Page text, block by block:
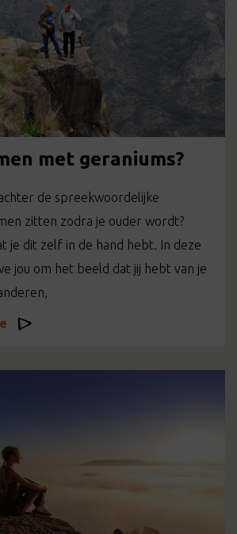
met geraniums?
de spreekwoordelijke
zitten zodra je ouder wordt?
je dit zelf in de hand hebt. In deze
jou om het beeld dat jij hebt van je